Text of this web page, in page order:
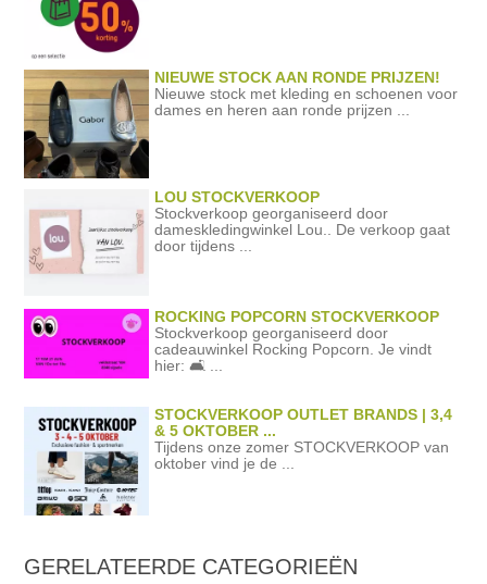
NIEUWE STOCK AAN RONDE PRIJZEN!
Nieuwe stock met kleding en schoenen voor
dames en heren aan ronde prijzen ...
LOU STOCKVERKOOP
Stockverkoop georganiseerd door
dameskledingwinkel Lou.. De verkoop gaat
door tijdens ...
ROCKING POPCORN STOCKVERKOOP
Stockverkoop georganiseerd door
cadeauwinkel Rocking Popcorn. Je vindt
hier: 🛋️ ...
STOCKVERKOOP OUTLET BRANDS | 3,4
& 5 OKTOBER ...
Tijdens onze zomer STOCKVERKOOP van
oktober vind je de ...
GERELATEERDE CATEGORIEËN